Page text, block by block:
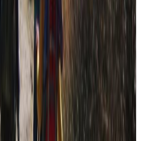
व्यवसायीले भने पहिलेदेखी नै
बाध्यता यसअघि नै हटाइएपनि
बाध्यता कहिलेबाट हट्छ
पुगेको मन्त्रालयको
छ ।